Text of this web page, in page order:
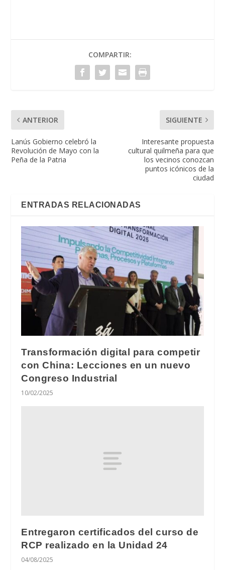
COMPARTIR:
ANTERIOR
Lanús Gobierno celebró la
Revolución de Mayo con la
Peña de la Patria
SIGUIENTE
Interesante propuesta
cultural quilmeña para que
los vecinos conozcan
puntos icónicos de la
ciudad
ENTRADAS RELACIONADAS
Transformación digital para competir
con China: Lecciones en un nuevo
Congreso Industrial
10/02/2025
Entregaron certificados del curso de
RCP realizado en la Unidad 24
04/08/2025